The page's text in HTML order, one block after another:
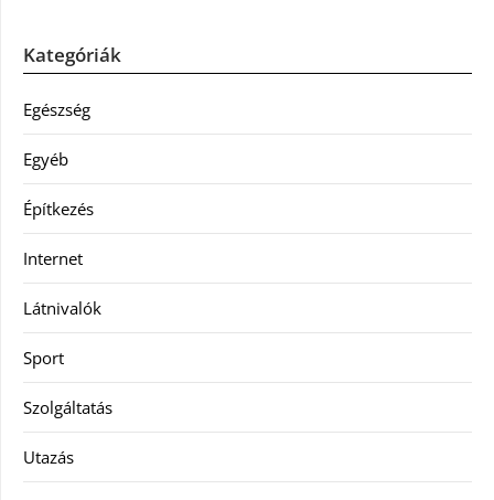
Kategóriák
Egészség
Egyéb
Építkezés
Internet
Látnivalók
Sport
Szolgáltatás
Utazás